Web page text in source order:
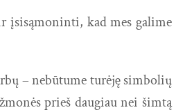
įsisąmoninti, kad mes galime
– nebūtume turėję simbolių
prieš daugiau nei šimtą